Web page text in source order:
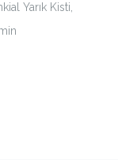
Yarık Kisti,